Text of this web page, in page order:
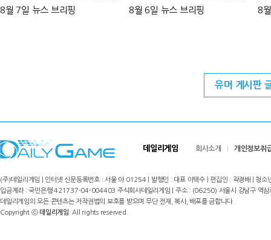
8월 7일 뉴스 브리핑 8월 6일 뉴스 브리핑 8
유머 게시판
데일리게임 회사소개 개인정보취
(주)데일리게임 | 인터넷 신문등록번호 : 서울 아 01254 | 발행인 : 대표 이택수 | 편집인 : 곽경배 |
입금계좌 : 국민은행 421737-04-004403 주식회사데일리게임 | 주소 : (06250) 서울시 강남구
데일리게임의 모든 콘텐츠는 저작권법의 보호를 받으며 무단 전재, 복사, 배포를 금합니다.
Copyright ⓒ데일리게임 . All rights reserved.